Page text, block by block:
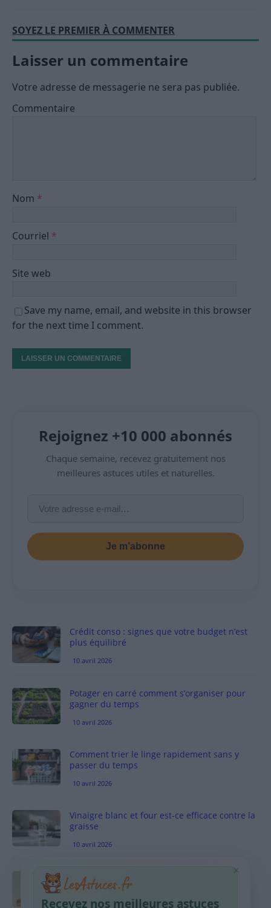
SOYEZ LE PREMIER À COMMENTER
Laisser un commentaire
Votre adresse de messagerie ne sera pas publiée.
Commentaire
Nom *
Courriel *
Site web
Save my name, email, and website in this browser
for the next time I comment.
Rejoignez +10 000 abonnés
Chaque semaine, recevez gratuitement nos
meilleures astuces utiles et naturelles.
Je m’abonne
Crédit conso : signes que votre budget n’est
plus équilibré
10 avril 2026
Potager en carré comment s’organiser pour
gagner du temps
10 avril 2026
Comment trier le linge rapidement sans y
passer du temps
10 avril 2026
Vinaigre blanc et four est-ce efficace contre la
graisse
10 avril 2026
Taches pigmentaires : routine simple +
habitudes qui aident
9 avril 2026
×
Recevez nos meilleures astuces